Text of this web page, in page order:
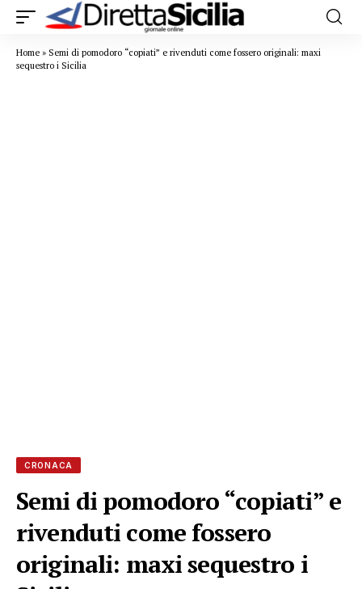
Home » Semi di pomodoro “copiati” e rivenduti come fossero originali: maxi
sequestro i Sicilia
CRONACA
Semi di pomodoro “copiati” e
rivenduti come fossero
originali: maxi sequestro i